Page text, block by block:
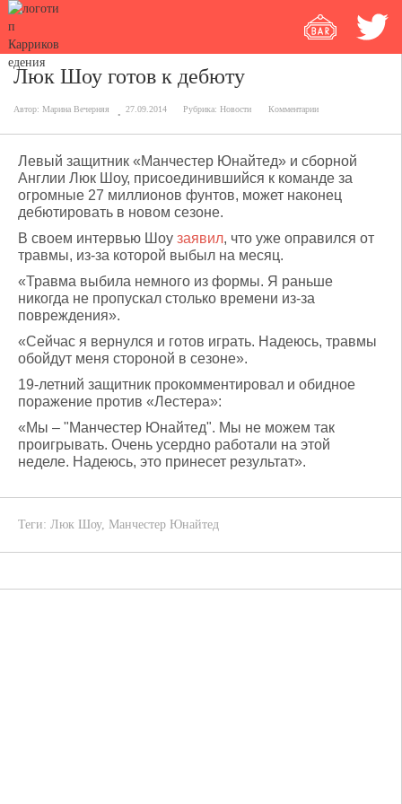
Люк Шоу готов к дебюту
Автор: Марина Вечерняя 27.09.2014 Рубрика: Новости Комментарии
Левый защитник «Манчестер Юнайтед» и сборной
Англии Люк Шоу, присоединившийся к команде за
огромные 27 миллионов фунтов, может наконец
дебютировать в новом сезоне.
В своем интервью Шоу заявил, что уже оправился от
травмы, из-за которой выбыл на месяц.
«Травма выбила немного из формы. Я раньше
никогда не пропускал столько времени из-за
повреждения».
«Сейчас я вернулся и готов играть. Надеюсь, травмы
обойдут меня стороной в сезоне».
19-летний защитник прокомментировал и обидное
поражение против «Лестера»:
«Мы – "Манчестер Юнайтед". Мы не можем так
проигрывать. Очень усердно работали на этой
неделе. Надеюсь, это принесет результат».
Теги: Люк Шоу, Манчестер Юнайтед